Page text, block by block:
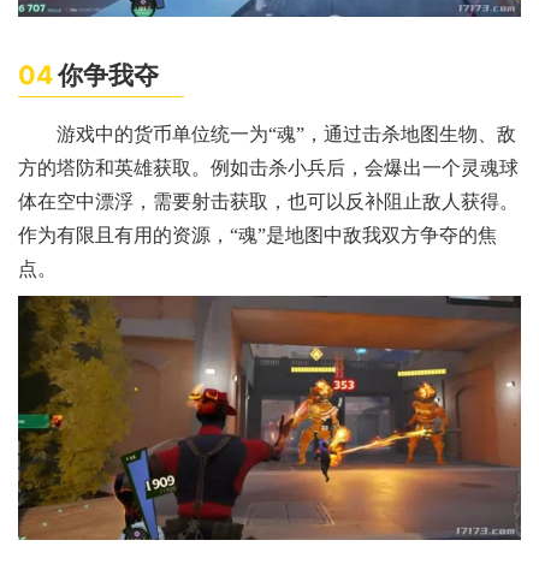
04你争我夺
游戏中的货币单位统一为“魂”，通过击杀地图生物、敌
方的塔防和英雄获取。例如击杀小兵后，会爆出一个灵魂球
体在空中漂浮，需要射击获取，也可以反补阻止敌人获得。
作为有限且有用的资源，“魂”是地图中敌我双方争夺的焦
点。